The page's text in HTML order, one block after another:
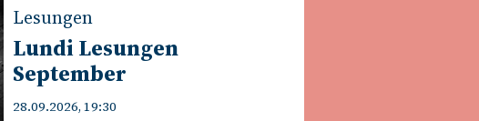
Lesungen
Lundi Lesungen
September
28.09.2026, 19:30